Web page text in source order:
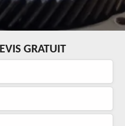
GRATUIT